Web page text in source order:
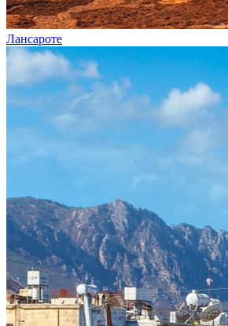
Лансароте